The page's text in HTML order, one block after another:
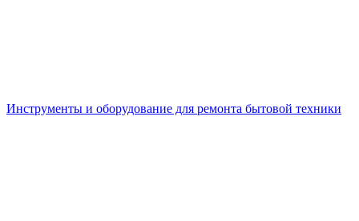
Инструменты и оборудование для ремонта бытовой техники